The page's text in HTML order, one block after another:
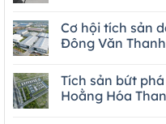
Cơ hội tích sản
Đông Văn
Tích sản bứt
Hoằng Hóa